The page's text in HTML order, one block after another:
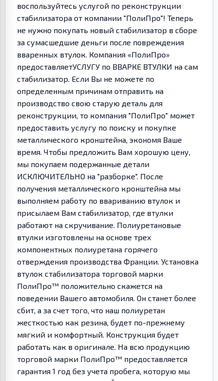
воспользуйтесь услугой по реконструкции
стабилизатора от компании "ПолиПро"! Теперь
не нужно покупать новый стабилизатор в сборе
за сумасшедшие деньги после повреждения
вваренных втулок. Компания «ПолиПро»
предоставляетУСЛУГУ по ВВАРКЕ ВТУЛКИ на сам
стабилизатор. Если Вы не можете по
определенным причинам отправить на
производство свою старую деталь для
реконструкции, то компания "ПолиПро" может
предоставить услугу по поиску и покупке
металлического кронштейна, экономя Ваше
время. Чтобы предложить Вам хорошую цену,
мы покупаем подержанные детали
ИСКЛЮЧИТЕЛЬНО на "разборке". После
получения металлического кронштейна мы
выполняем работу по ввариванию втулок и
присылаем Вам стабилизатор, где втулки
работают на скручивание. Полиуретановые
втулки изготовлены на основе трех
компонентных полиуретана горячего
отверждения производства Франции. Установка
втулок стабилизатора торговой марки
ПолиПро™ положительно скажется на
поведении Вашего автомобиля. Он станет более
сбит, а за счет того, что наш полиуретан
жесткостью как резина, будет по-прежнему
мягкий и комфортный. Конструкция будет
работать как в оригинале. На всю продукцию
торговой марки ПолиПро™ предоставляется
гарантия 1 год без учета пробега, которую мы